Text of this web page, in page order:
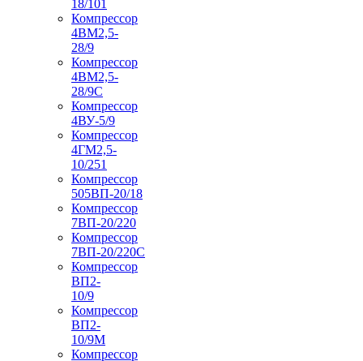
18/101
Компрессор
4ВМ2,5-
28/9
Компрессор
4ВМ2,5-
28/9С
Компрессор
4ВУ-5/9
Компрессор
4ГМ2,5-
10/251
Компрессор
505ВП-20/18
Компрессор
7ВП-20/220
Компрессор
7ВП-20/220С
Компрессор
ВП2-
10/9
Компрессор
ВП2-
10/9М
Компрессор